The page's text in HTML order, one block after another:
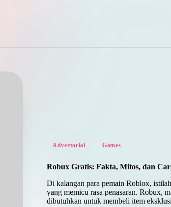
Posted
Advertorial Games
Robux Gratis: Fakta, Mitos, dan
Di kalangan para pemain Roblox,
yang memicu rasa penasaran. Robux,
dibutuhkan untuk membeli item